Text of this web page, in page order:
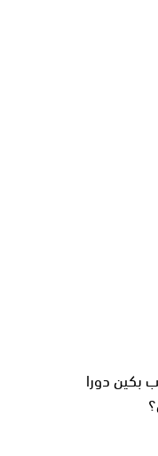
بكين دورا